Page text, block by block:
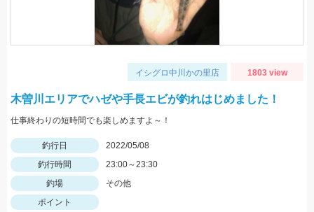
イシグロ中川かの里店 1803 view
木曽川エリアでハゼや手長エビが釣れはじめました！
仕事終わりの短時間でも楽しめますよ～！
釣行日
2022/05/08
釣行時間
23:00～23:30
釣場
その他
ポイント